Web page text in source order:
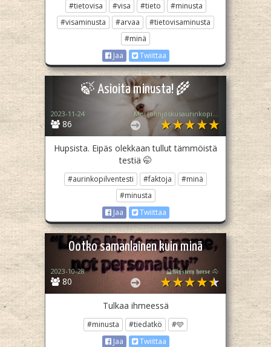
#tietovisa #visa #tieto
#minusta
#visaminusta
#arvaa
#tietovisaminusta
#minä
Jaa
Twiittaa
🍃 Asioita minusta! 🌾
86
2023-11-24 Moi (olinjoskusaurinkopilvijaloppasin)
Hupsista. Eipäs olekkaan tullut tämmöistä
testiä 🤭
#aurinkopilventesti #faktoja
#minä
#minusta
Jaa
Twiittaa
Ootko samanlainen kuin minä
80
2023-10-28 ❔🔮𝕸𝖞𝖘𝖙𝖊𝖗𝖞 𝖍𝖔𝖗𝖘𝖊 🐴
Tulkaa ihmeessä
#minusta #tiedatkö
#🩵
Jaa
Twiittaa